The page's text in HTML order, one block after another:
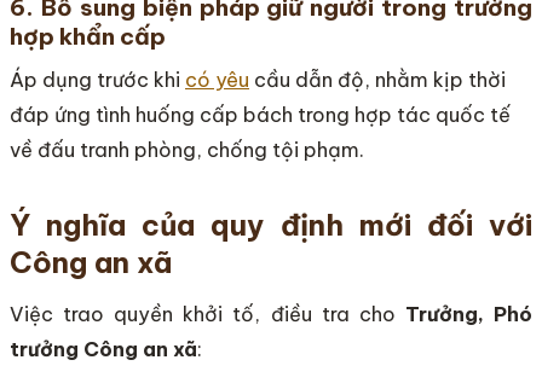
6. Bổ sung biện pháp giữ người trong trường
hợp khẩn cấp
Áp dụng trước khi có yêu cầu dẫn độ, nhằm kịp thời
đáp ứng tình huống cấp bách trong hợp tác quốc tế
về đấu tranh phòng, chống tội phạm.
Ý nghĩa của quy định mới đối với
Công an xã
Việc trao quyền khởi tố, điều tra cho Trưởng, Phó
trưởng Công an xã: